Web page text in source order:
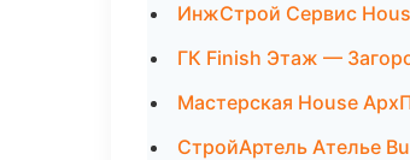
ИнжСтрой Сервис
ГК Finish Этаж —
Мастерская House
СтройАртель Ателье